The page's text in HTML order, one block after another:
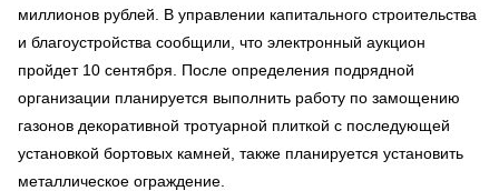
миллионов рублей. В управлении капитального строительства
и благоустройства сообщили, что электронный аукцион
пройдет 10 сентября. После определения подрядной
организации планируется выполнить работу по замощению
газонов декоративной тротуарной плиткой с последующей
установкой бортовых камней, также планируется установить
металлическое ограждение.